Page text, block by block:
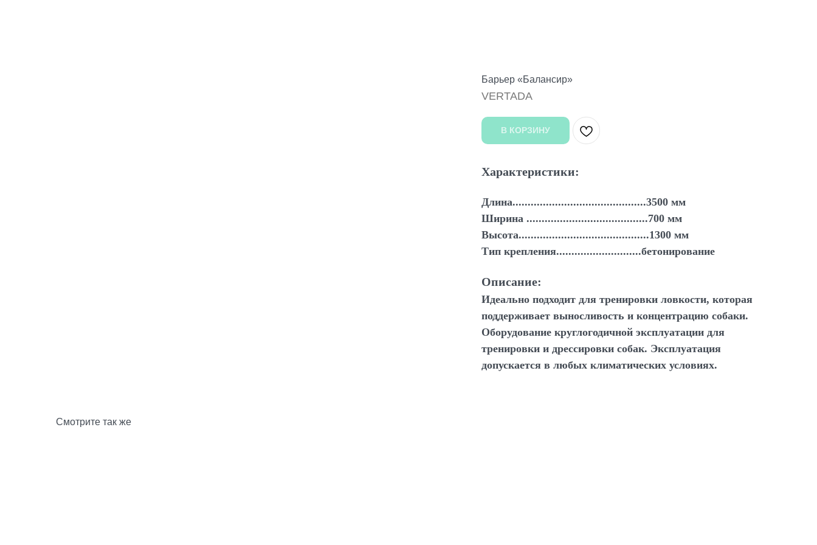
Барьер «Балансир»
VERTADA
В КОРЗИНУ
Характеристики:
Длина............................................3500 мм
Ширина ........................................700 мм
Высота...........................................1300 мм
Тип крепления............................бетонирование
Описание:
Идеально подходит для тренировки ловкости, которая
поддерживает выносливость и концентрацию собаки.
Оборудование круглогодичной эксплуатации для
тренировки и дрессировки собак. Эксплуатация
допускается в любых климатических условиях.
Смотрите так же